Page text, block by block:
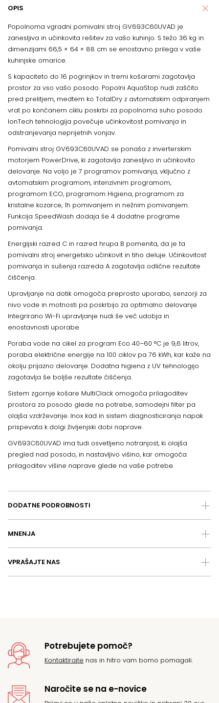
OPIS
Popolnoma vgradni pomivalni stroj GV693C60UVAD je
zanesljiva in učinkovita rešitev za vašo kuhinjo. S težo 36 kg in
dimenzijami 66,5 × 64 × 88 cm se enostavno prilega v vaše
kuhinjske omarice.
S kapaciteto do 16 pogrinjkov in tremi košarami zagotavlja
prostor za vso vašo posodo. Popolni AquaStop nudi zaščito
pred prelitjem, medtem ko TotalDry z avtomatskim odpiranjem
vrat po končanem ciklu poskrbi za popolnoma suho posodo.
IonTech tehnologija povečuje učinkovitost pomivanja in
odstranjevanja neprijetnih vonjav.
Pomivalni stroj GV693C60UVAD se ponaša z inverterskim
motorjem PowerDrive, ki zagotavlja zanesljivo in učinkovito
delovanje. Na voljo je 7 programov pomivanja, vključno z
avtomatskim programom, intenzivnim programom,
programom ECO, programom Higiena, programom za
kristalne kozarce, 1h pomivanjem in nežnim pomivanjem.
Funkcija SpeedWash dodaja še 4 dodatne programe
pomivanja.
Energijski razred C in razred hrupa B pomenita, da je ta
pomivalni stroj energetsko učinkovit in tiho deluje. Učinkovitost
pomivanja in sušenja razreda A zagotavlja odlične rezultate
čiščenja.
Upravljanje na dotik omogoča preprosto uporabo, senzorji za
nivo vode in motnosti pa poskrbijo za optimalno delovanje.
Integrirano Wi-Fi upravljanje nudi še več udobja in
enostavnosti uporabe.
Poraba vode na cikel za program Eco 40–60 °C je 9,6 litrov,
poraba električne energije na 100 ciklov pa 76 kWh, kar kaže na
okolju prijazno delovanje. Dodatna higiena z UV tehnologijo
zagotavlja še boljše rezultate čiščenja.
Sistem zgornje košare MultiClack omogoča prilagoditev
prostora za posodo glede na potrebe, samodejni filter pa
olajša vzdrževanje. Inox kad in sistem diagnosticiranja napak
prispevata k dolgi življenjski dobi naprave.
GV693C60UVAD ima tudi osvetljeno notranjost, ki olajša
pregled nad posodo, in nastavljivo višino, kar omogoča
prilagoditev višine naprave glede na vaše potrebe.
DODATNE PODROBNOSTI
MNENJA
VPRAŠAJTE NAS
Potrebujete pomoč?
Kontaktirajte nas in hitro vam bomo pomagali.
Naročite se na e-novice